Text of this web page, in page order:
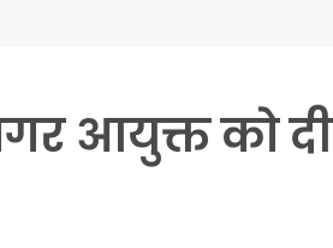
आयुक्त को दी